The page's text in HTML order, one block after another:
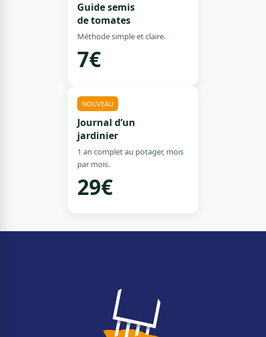
Guide semis
de tomates
Méthode simple et claire.
7€
NOUVEAU
Journal d’un
jardinier
1 an complet au potager, mois
par mois.
29€